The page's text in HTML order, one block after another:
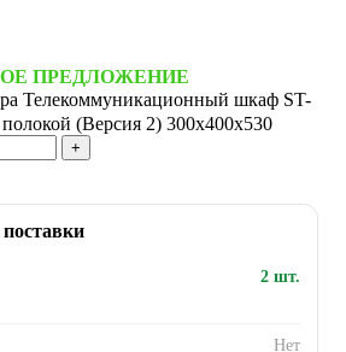
ПРЕДЛОЖЕНИЕ
Телекоммуникационный шкаф ST-
(Версия 2) 300х400х530
2 шт.
Нет